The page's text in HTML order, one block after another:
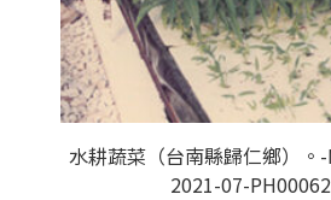
水耕蔬菜（台南縣歸仁鄉）。-
2021-07-